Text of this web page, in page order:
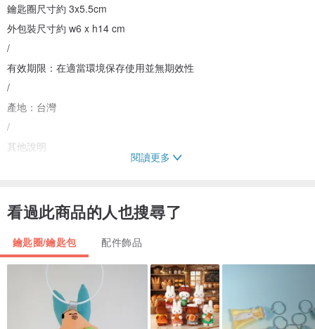
鑰匙圈尺寸約 3x5.5cm
外包裝尺寸約 w6 x h14 cm
/
有效期限：在適當環境保存使用並無期效性
/
產地：台灣
/
其他說明
The color of real products will be slightly different form the website
through your monitor.
勿置於高溫、潮濕及日照處，並請遠離火源。
Away from direct sunlight, high temperature and high humidity
condition and keep it away from fire.
閱讀更多
看過此商品的人也搜尋了
鑰匙圈/鑰匙包 配件飾品